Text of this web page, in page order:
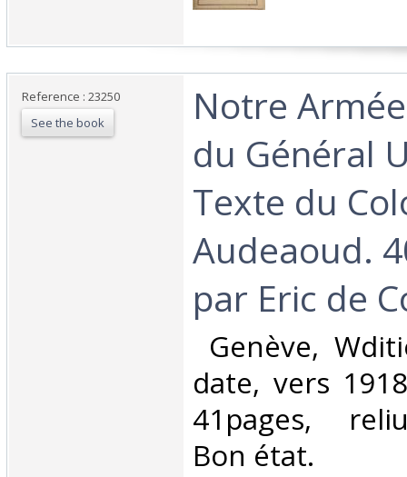
Reference : 23250
See the book
‎Notre
du Général
Texte du
Audeaoud.
par Eric de
Genève,
date, vers
41pages,
Bon état. ‎